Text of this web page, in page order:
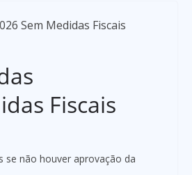
Fiscais
se não houver aprovação da